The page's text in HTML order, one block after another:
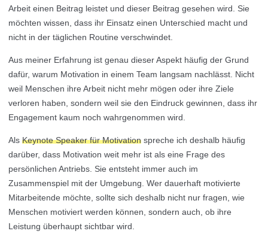
Arbeit einen Beitrag leistet und dieser Beitrag gesehen wird. Sie
möchten wissen, dass ihr Einsatz einen Unterschied macht und
nicht in der täglichen Routine verschwindet.
Aus meiner Erfahrung ist genau dieser Aspekt häufig der Grund
dafür, warum Motivation in einem Team langsam nachlässt. Nicht
weil Menschen ihre Arbeit nicht mehr mögen oder ihre Ziele
verloren haben, sondern weil sie den Eindruck gewinnen, dass ihr
Engagement kaum noch wahrgenommen wird.
Als Keynote Speaker für Motivation spreche ich deshalb häufig
darüber, dass Motivation weit mehr ist als eine Frage des
persönlichen Antriebs. Sie entsteht immer auch im
Zusammenspiel mit der Umgebung. Wer dauerhaft motivierte
Mitarbeitende möchte, sollte sich deshalb nicht nur fragen, wie
Menschen motiviert werden können, sondern auch, ob ihre
Leistung überhaupt sichtbar wird.